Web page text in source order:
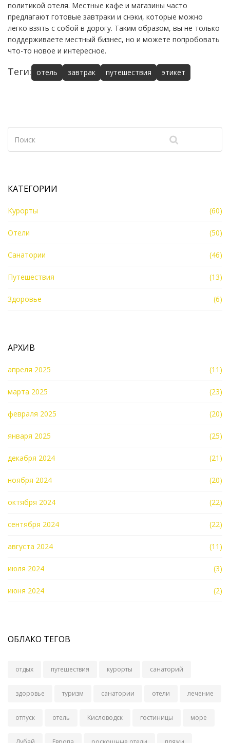
политикой отеля. Местные кафе и магазины часто
предлагают готовые завтраки и снэки, которые можно
легко взять с собой в дорогу. Таким образом, вы не только
поддерживаете местный бизнес, но и можете попробовать
что-то новое и интересное.
Теги: отель завтрак путешествия этикет
КАТЕГОРИИ
Курорты (60)
Отели (50)
Санатории (46)
Путешествия (13)
Здоровье (6)
АРХИВ
апреля 2025 (11)
марта 2025 (23)
февраля 2025 (20)
января 2025 (25)
декабря 2024 (21)
ноября 2024 (20)
октября 2024 (22)
сентября 2024 (22)
августа 2024 (11)
июля 2024 (3)
июня 2024 (2)
ОБЛАКО ТЕГОВ
отдых путешествия курорты санаторий
здоровье туризм санатории отели лечение
отпуск отель Кисловодск гостиницы море